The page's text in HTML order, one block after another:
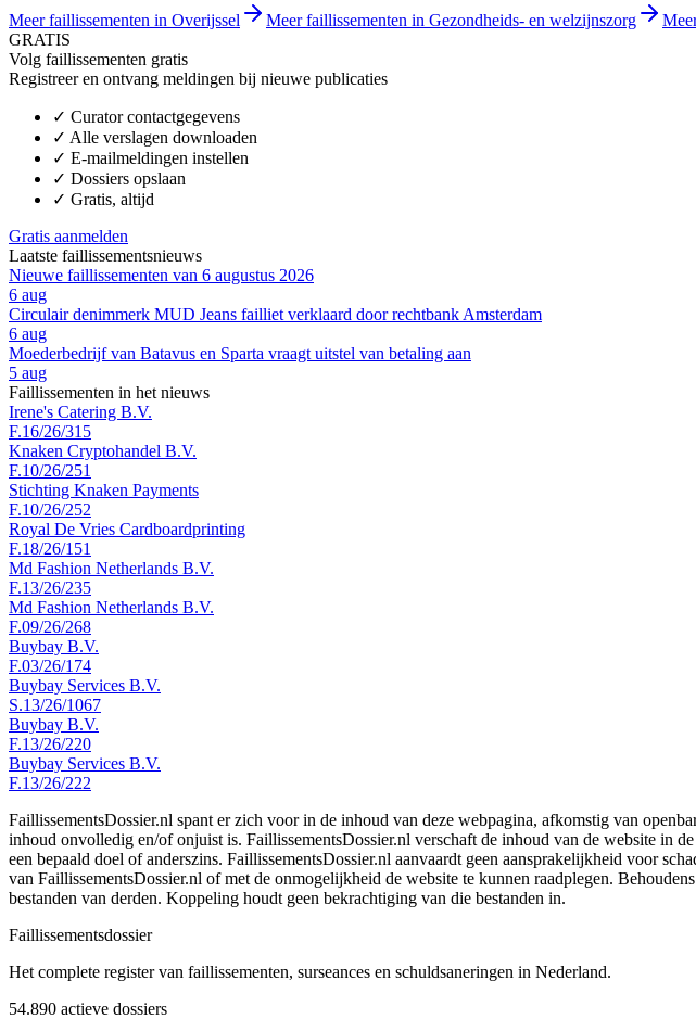
Meer faillissementen in Overijssel
Meer faillissementen in Gezondheids- en welzijnszorg
GRATIS
Volg faillissementen gratis
Registreer en ontvang meldingen bij nieuwe publicaties
✓ Curator contactgegevens
✓ Alle verslagen downloaden
✓ E-mailmeldingen instellen
✓ Dossiers opslaan
✓ Gratis, altijd
Gratis aanmelden
Laatste faillissementsnieuws
Nieuwe faillissementen van 6 augustus 2026
6 aug
Circulair denimmerk MUD Jeans failliet verklaard door rechtbank Amsterdam
6 aug
Moederbedrijf van Batavus en Sparta vraagt uitstel van betaling aan
5 aug
Faillissementen in het nieuws
Irene's Catering B.V.
F.16/26/315
Knaken Cryptohandel B.V.
F.10/26/251
Stichting Knaken Payments
F.10/26/252
Royal De Vries Cardboardprinting
F.18/26/151
Md Fashion Netherlands B.V.
F.13/26/235
Md Fashion Netherlands B.V.
F.09/26/268
Buybay B.V.
F.03/26/174
Buybay Services B.V.
S.13/26/1067
Buybay B.V.
F.13/26/220
Buybay Services B.V.
F.13/26/222
FaillissementsDossier.nl spant er zich voor in de inhoud van deze webpagina, afkomstig van
inhoud onvolledig en/of onjuist is. FaillissementsDossier.nl verschaft de inhoud van de website in
een bepaald doel of anderszins. FaillissementsDossier.nl aanvaardt geen aansprakelijkheid voor
van FaillissementsDossier.nl of met de onmogelijkheid de website te kunnen raadplegen.
bestanden van derden. Koppeling houdt geen bekrachtiging van die bestanden in.
Faillissementsdossier
Het complete register van faillissementen, surseances en schuldsaneringen in Nederland.
54.890 actieve dossiers